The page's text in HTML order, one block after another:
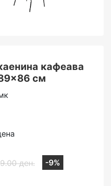
кафеава
см
ден.
-9%